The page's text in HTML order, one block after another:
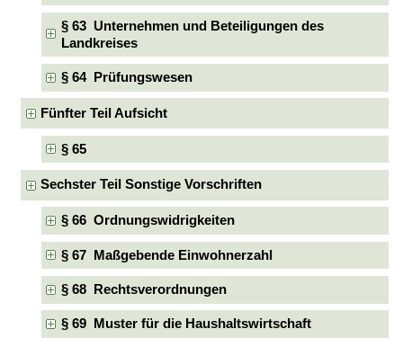
§ 63 Unternehmen und Beteiligungen des
Landkreises
§ 64 Prüfungswesen
Fünfter Teil Aufsicht
§ 65
Sechster Teil Sonstige Vorschriften
§ 66 Ordnungswidrigkeiten
§ 67 Maßgebende Einwohnerzahl
§ 68 Rechtsverordnungen
§ 69 Muster für die Haushaltswirtschaft